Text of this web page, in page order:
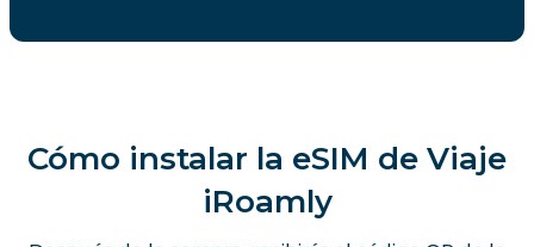
Cómo instalar la eSIM de Viaje
iRoamly